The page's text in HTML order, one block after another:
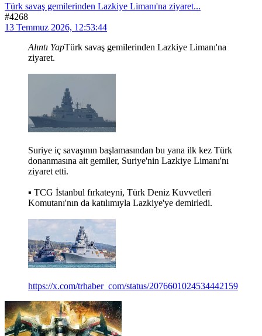
Türk savaş gemilerinden Lazkiye Limanı'na ziyaret...
#4268
13 Temmuz 2026, 12:53:44
Alıntı YapTürk savaş gemilerinden Lazkiye Limanı'na
ziyaret.
Suriye iç savaşının başlamasından bu yana ilk kez Türk
donanmasına ait gemiler, Suriye'nin Lazkiye Limanı'nı
ziyaret etti.
▪️ TCG İstanbul fırkateyni, Türk Deniz Kuvvetleri
Komutanı'nın da katılımıyla Lazkiye'ye demirledi.
https://x.com/trhaber_com/status/2076601024534442159